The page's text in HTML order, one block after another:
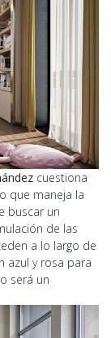
cuestiona
que maneja la
buscar un
de las
a lo largo de
azul y rosa para
será un